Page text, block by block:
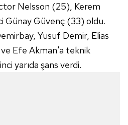
Nelsson (25), Kerem
Günay Güvenç (33) oldu.
Yusuf Demir, Elias
Efe Akman'a teknik
yarıda şans verdi.